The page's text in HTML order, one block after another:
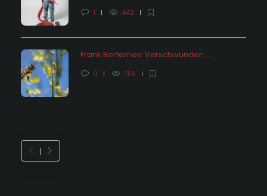
1 442
Frank Bertemes: Verschwunden….
0 755